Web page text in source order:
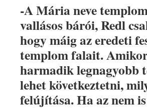
-A Mária neve
vallásos bárói, Redl
hogy máig az eredeti
templom falait.
harmadik legnagyobb
lehet következtetni,
felújítása. Ha az nem